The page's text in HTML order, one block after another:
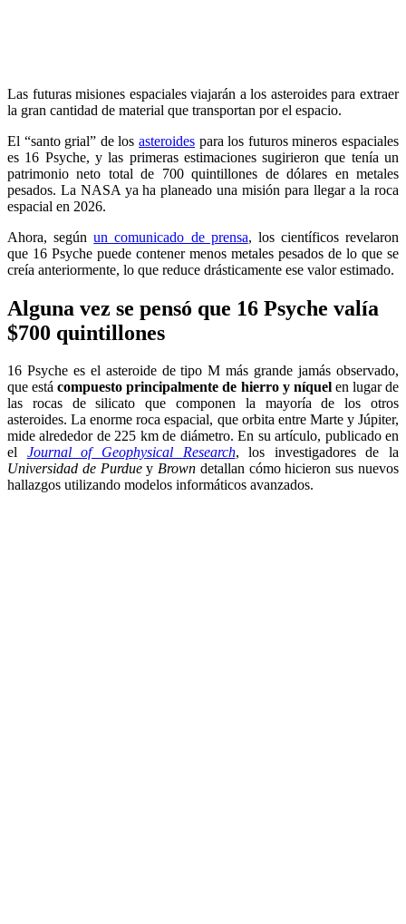
Las futuras misiones espaciales viajarán a los asteroides para extraer
la gran cantidad de material que transportan por el espacio.
El “santo grial” de los asteroides para los futuros mineros espaciales
es 16 Psyche, y las primeras estimaciones sugirieron que tenía un
patrimonio neto total de 700 quintillones de dólares en metales
pesados. La NASA ya ha planeado una misión para llegar a la roca
espacial en 2026.
Ahora, segúnun comunicado de prensa, los científicos revelaron
que 16 Psyche puede contener menos metales pesados ​​de lo que se
creía anteriormente, lo que reduce drásticamente ese valor estimado.
Alguna vez se pensó que 16 Psyche valía
$700 quintillones
16 Psyche es el asteroide de tipo M más grande jamás observado,
que estácompuesto principalmente de hierro y níquelen lugar de
las rocas de silicato que componen la mayoría de los otros
asteroides. La enorme roca espacial, que orbita entre Marte y Júpiter,
mide alrededor de 225 km de diámetro. En su artículo, publicado en
el Journal of Geophysical Research, los investigadores de la
Universidad de PurdueyBrown detallan cómo hicieron sus nuevos
hallazgos utilizando modelos informáticos avanzados.